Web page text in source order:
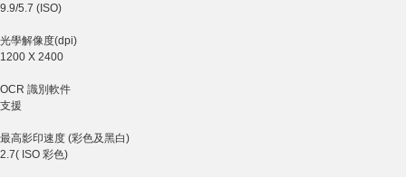
9.9/5.7 (ISO)
光學解像度(dpi)
1200 X 2400
OCR 識別軟件
支援
最高影印速度 (彩色及黑白)
2.7( ISO 彩色)